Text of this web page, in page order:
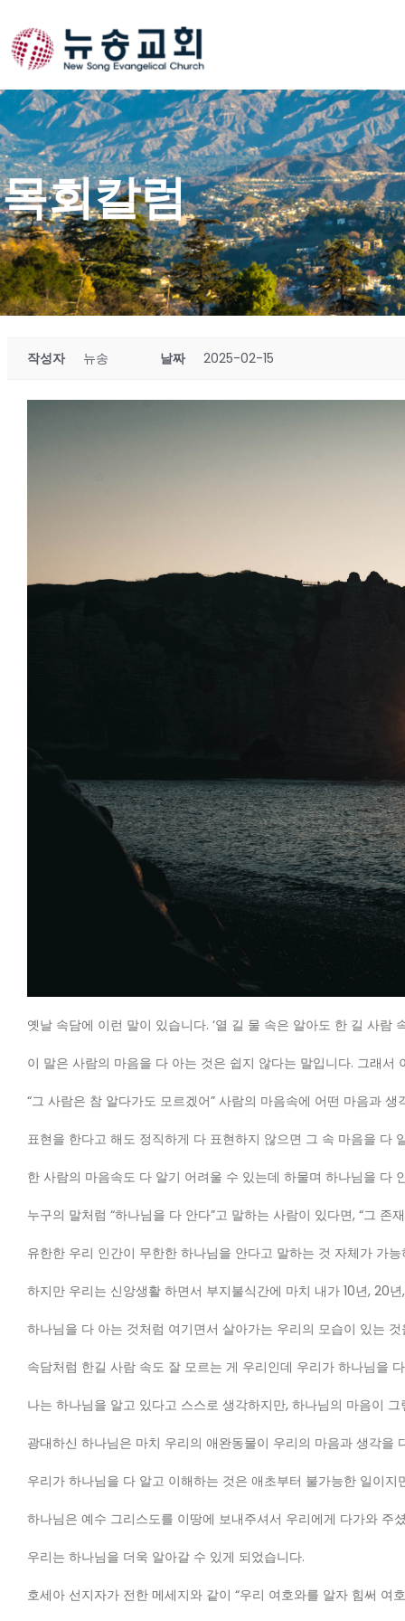
to
content
목회칼럼
작성자 뉴송 날짜 2025-02-15
옛날 속담에 이런 말이 있습니다. ‘열 길 물 속은 알아도 한 길 사람
이 말은 사람의 마음을 다 아는 것은 쉽지 않다는 말입니다. 그래서
“그 사람은 참 알다가도 모르겠어” 사람의 마음속에 어떤 마음과
표현을 한다고 해도 정직하게 다 표현하지 않으면 그 속 마음을 다
한 사람의 마음속도 다 알기 어려울 수 있는데 하물며 하나님을 다
누구의 말처럼 “하나님을 다 안다”고 말하는 사람이 있다면, “그 존
유한한 우리 인간이 무한한 하나님을 안다고 말하는 것 자체가 가
하지만 우리는 신앙생활 하면서 부지불식간에 마치 내가 10년, 20
하나님을 다 아는 것처럼 여기면서 살아가는 우리의 모습이 있는
속담처럼 한길 사람 속도 잘 모르는 게 우리인데 우리가 하나님을
나는 하나님을 알고 있다고 스스로 생각하지만, 하나님의 마음이
광대하신 하나님은 마치 우리의 애완동물이 우리의 마음과 생각을
우리가 하나님을 다 알고 이해하는 것은 애초부터 불가능한 일이지
하나님은 예수 그리스도를 이땅에 보내주셔서 우리에게 다가와 주
우리는 하나님을 더욱 알아갈 수 있게 되었습니다.
호세아 선지자가 전한 메세지와 같이 “우리 여호와를 알자 힘써